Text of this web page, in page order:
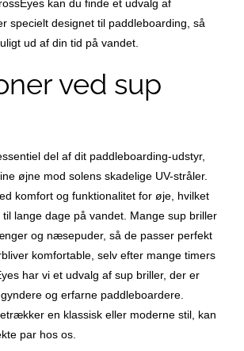
kan du finde et udvalg af
specielt designet til paddleboarding, så
ud af din tid på vandet.
ved sup
del af dit paddleboarding-udstyr,
øjne mod solens skadelige UV-stråler.
komfort og funktionalitet for øje, hvilket
lange dage på vandet. Mange sup briller
og næsepuder, så de passer perfekt
komfortable, selv efter mange timers
har vi et udvalg af sup briller, der er
og erfarne paddleboardere.
en klassisk eller moderne stil, kan
par hos os.